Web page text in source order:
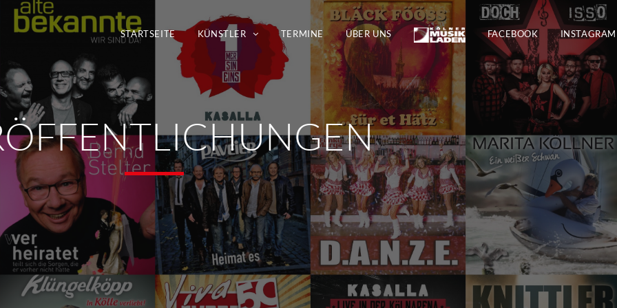
STARTSEITE KÜNSTLER TERMINE ÜBER UNS FACEBOOK INSTAGRAM